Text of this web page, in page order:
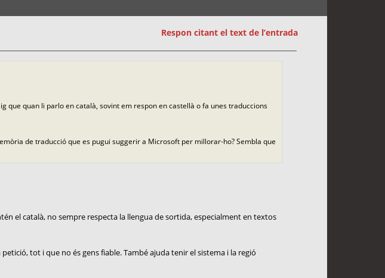
Respon citant el text de l’entrada
quan li parlo en català, sovint em respon en castellà o fa unes traduccions
de traducció que es pugui suggerir a Microsoft per millorar-ho? Sembla que
el català, no sempre respecta la llengua de sortida, especialment en textos
tot i que no és gens fiable. També ajuda tenir el sistema i la regió